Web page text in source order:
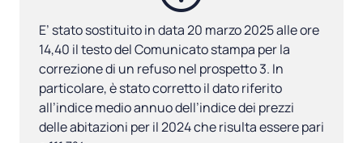
E’ stato sostituito in data 20 marzo 2025 alle ore
14,40 il testo del Comunicato stampa per la
correzione di un refuso nel prospetto 3. In
particolare, è stato corretto il dato riferito
all’indice medio annuo dell’indice dei prezzi
delle abitazioni per il 2024 che risulta essere pari